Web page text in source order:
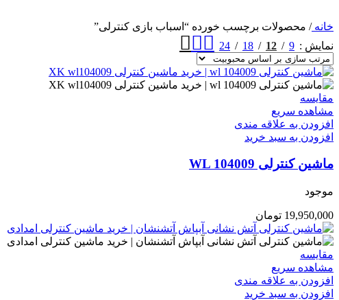
خانه/ محصولات برچسب خورده “اسباب بازی کنترلی”
نمایش
9
12
18
24
مقایسه
مشاهده سریع
افزودن به علاقه مندی
افزودن به سبد خرید
ماشین کنترلی WL 104009
موجود
19,950,000 تومان
مقایسه
مشاهده سریع
افزودن به علاقه مندی
افزودن به سبد خرید